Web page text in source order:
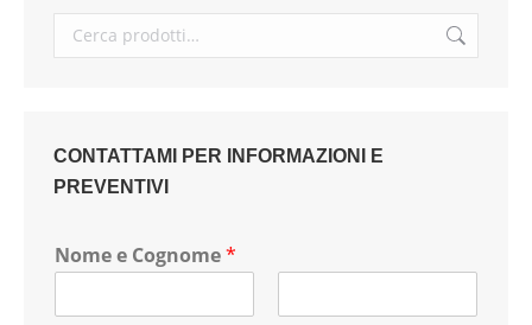
CONTATTAMI PER INFORMAZIONI E
PREVENTIVI
Nome e Cognome*